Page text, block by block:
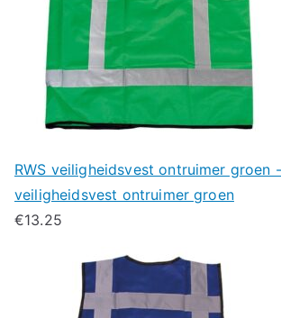
RWS veiligheidsvest ontruimer groen
veiligheidsvest ontruimer groen
€13.25